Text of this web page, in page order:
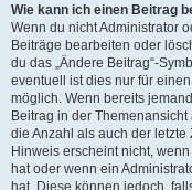
Wie kann ich einen Beitrag
Wenn du nicht Administrator
Beiträge bearbeiten oder
du das „Ändere Beitrag“-
eventuell ist dies nur für
möglich. Wenn bereits
Beitrag in der
die Anzahl als auch der
Hinweis erscheint nicht,
hat oder wenn ein
hat. Diese können jedoch,